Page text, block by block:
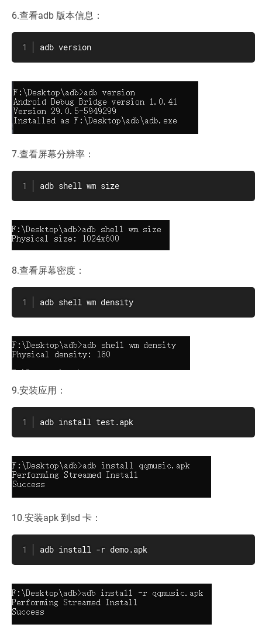
6.查看adb 版本信息：
adb version
7.查看屏幕分辨率：
adb shell wm size
8.查看屏幕密度：
adb shell wm density
9.安装应用：
adb install test.apk
10.安装apk 到sd 卡：
adb install -r demo.apk